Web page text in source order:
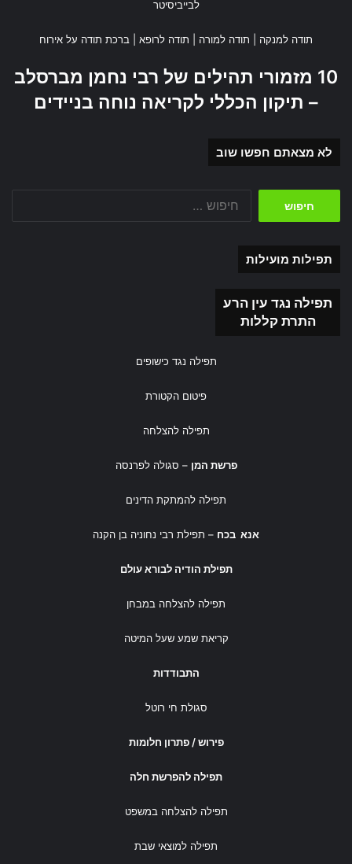
לבייביסיטר
תודה למנקה תודה למורה תודה לרופא ברכת תודה על אירוח
10 מזמורי תהילים של רבי נחמן מברסלב
– תיקון הכללי לקריאה נוחה בניידים
לא מצאתם חפשו שוב
תפילות מועילות
תפילה נגד עין הרע
התרת קללות
תפילה נגד כישופים
פיטום הקטורת
תפילה להצלחה
פרשת המן – סגולה לפרנסה
תפילה להמתקת הדינים
אנא בכח – תפילת רבי נחוניה בן הקנה
תפילת הודיה לבורא עולם
תפילה להצלחה במבחן
קריאת שמע שעל המיטה
התבודדות
סגולת חי רוטל
פירוש / פתרון חלומות
תפילה להפרשת חלה
תפילה להצלחה במשפט
תפילה למוצאי שבת